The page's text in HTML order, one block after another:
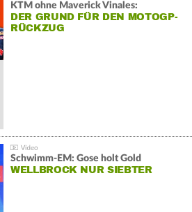
KTM ohne Maverick Vinales:
DER GRUND FÜR DEN MOTOGP-
RÜCKZUG
Schwimm-EM: Gose holt Gold
WELLBROCK NUR SIEBTER